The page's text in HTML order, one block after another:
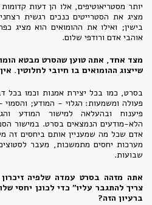
יותר מסטריאוטיפים, אלו הן דעות
מציג את הסטרייטים כנכים רגשית
בישין; ואילו את ההומואים הוא מציג
אוהבי אדם ורודפי שלום.
מצד אחד, אתה טוען שהסרט מבטא
שייצוג ההומואים בו חיובי לחלוטין.
בסרט, כמו בכל יצירת אמנות וכמו בכל
פעולה ומשמעות: הגלוי - המודע;
פיענוח ובהעלאה למישור המודע
הלא-מודעים הנמצאים בסרט. במישור
אדם שכל מה שמעניין אותם ביחסים זה
מערכות יחסים מתמשכות, מעבר
שבועות.
אתה מזהה בסרט עמדה שלפיה
צריך להתגבר עליו" כדי לכונן יחסי
ברעיון הזה?